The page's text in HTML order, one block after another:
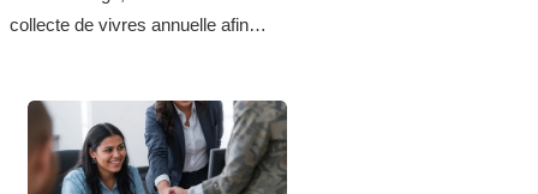
collecte de vivres annuelle afin…